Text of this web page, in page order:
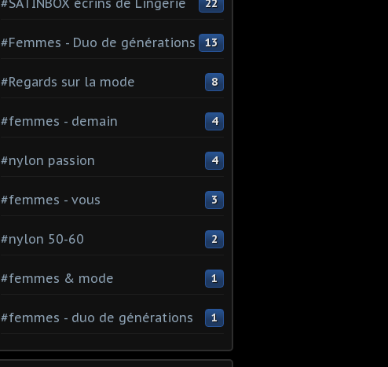
22
#Femmes - Duo de générations 13
#Regards sur la mode 8
#femmes - demain 4
#nylon passion 4
#femmes - vous 3
#nylon 50-60 2
#femmes & mode 1
#femmes - duo de générations 1